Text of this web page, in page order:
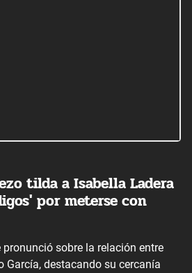
tilda a Isabella Ladera
por meterse con
sobre la relación entre
García, destacando su cercanía